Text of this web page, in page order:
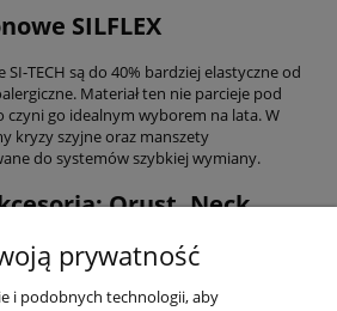
SILFLEX
TECH są do 40% bardziej elastyczne od
Materiał ten nie parcieje pod
czyni go idealnym wyborem na lata. W
kryzy szyjne oraz manszety
do systemów szybkiej wymiany.
Orust, Neck
prywatność
i podobnych technologii, aby